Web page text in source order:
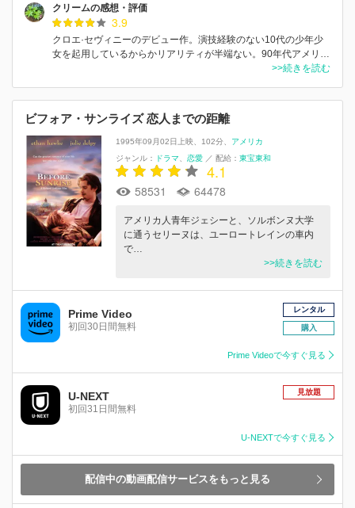
クリームの感想・評価
3.9
クロエ·セヴィニーのデビュー作。演技経験のない10代の少年少
女を起用しているからかリアリティが半端ない。90年代アメリ…
>>続きを読む
ビフォア・サンライズ 恋人までの距離
1995年09月02日上映 102分
アメリカ
ジャンル：
ドラマ 恋愛 ／ 配給： 東宝東和
4.1
58531 64478
アメリカ人青年ジェシーと、ソルボンヌ大学
に通うセリーヌは、ユーロートレインの車内
で…
>>続きを読む
Prime Video
初回30日間無料
レンタル
購入
Prime Videoで今すぐ見る
U-NEXT
初回31日間無料
見放題
U-NEXTで今すぐ見る
配信中の動画配信サービスをもっと見る